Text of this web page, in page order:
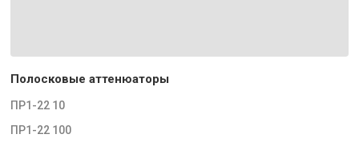
Полосковые аттенюаторы
ПР1-22 10
ПР1-22 100